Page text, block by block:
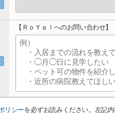
【ＲｏＹａｌへのお問い合わせ】
リシーを必ずお読みください。左記